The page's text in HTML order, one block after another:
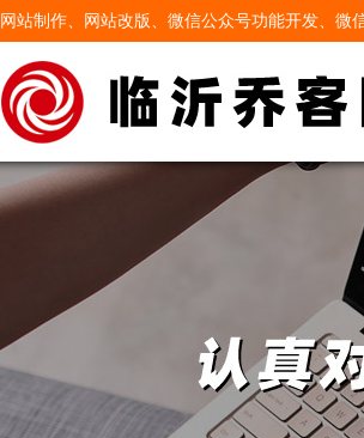
网站制作、网站改版、微信公众号功能开发、微